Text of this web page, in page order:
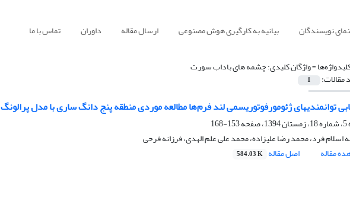
نویسندگان بیانیه به کارگیری هوش مصنوعی ارسال مقاله داوران تماس با ما
=واژگان کلیدی: چشمه های باداب سورت
مقالات: 1
توانمندیهای ژئومورفوتوریسمی لند فرم‌ها مطالعه موردی منطقه پنج دانگ ساری با مدل پرالونگ
153-168
اسلام فرد، محمد رضا علیزاده، محمد علی علم الهدی، فرزانه فرحی
مقاله
اصل مقاله 584.03 K